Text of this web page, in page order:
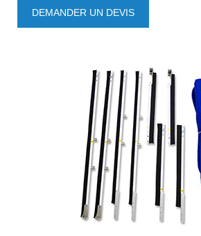
DEMANDER UN DEVIS